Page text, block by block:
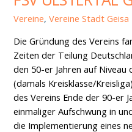
Vereine,Vereine Stadt Geisa
Die Gründung des Vereins
Zeiten der Teilung
den 50-er Jahren auf Niveau
(damals Kreisklasse/
des Vereins Ende der 90-er
einmaliger Aufschwung in
die Implementierung eines
1866
e.V.